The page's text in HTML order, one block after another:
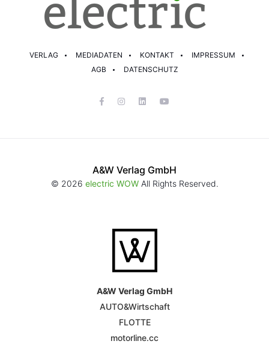
VERLAG MEDIADATEN KONTAKT
IMPRESSUM
AGB
DATENSCHUTZ
A&W Verlag GmbH
© 2026 electric WOWAll Rights Reserved.
A&W Verlag GmbH
AUTO&Wirtschaft
FLOTTE
motorline.cc